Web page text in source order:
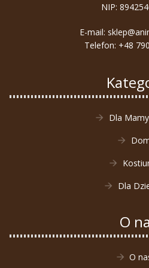
NIP:
E-mail:
Telefon: +48
Dla
Dla
O
O